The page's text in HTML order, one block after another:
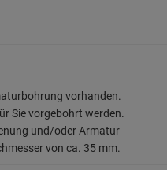
vorhanden.
Sie vorgebohrt werden.
und/oder Armatur
von ca. 35 mm.